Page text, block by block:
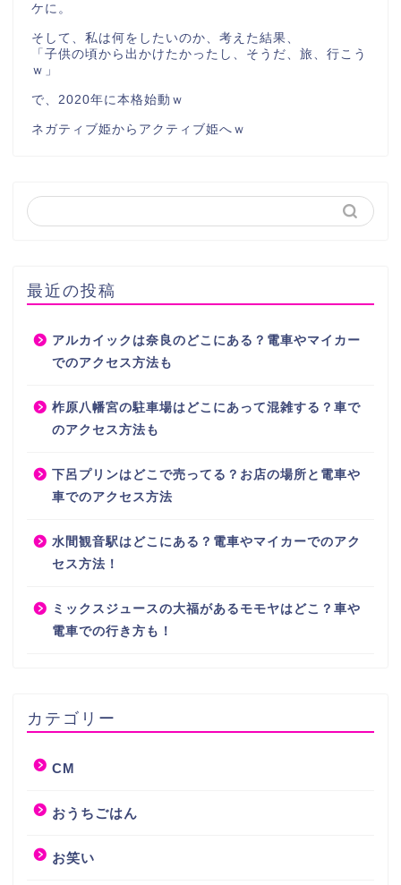
ケに。
そして、私は何をしたいのか、考えた結果、
「子供の頃から出かけたかったし、そうだ、旅、行こう
ｗ」
で、2020年に本格始動ｗ
ネガティブ姫からアクティブ姫へｗ
最近の投稿
アルカイックは奈良のどこにある？電車やマイカー
でのアクセス方法も
柞原八幡宮の駐車場はどこにあって混雑する？車で
のアクセス方法も
下呂プリンはどこで売ってる？お店の場所と電車や
車でのアクセス方法
水間観音駅はどこにある？電車やマイカーでのアク
セス方法！
ミックスジュースの大福があるモモヤはどこ？車や
電車での行き方も！
カテゴリー
CM
おうちごはん
お笑い